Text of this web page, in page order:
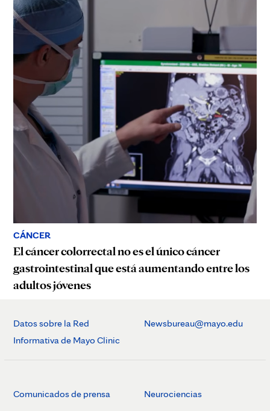
CÁNCER
El cáncer colorrectal no es el único cáncer
gastrointestinal que está aumentando entre los
adultos jóvenes
Datos sobre la Red
Informativa de Mayo Clinic
Newsbureau@mayo.edu
Comunicados de prensa Neurociencias